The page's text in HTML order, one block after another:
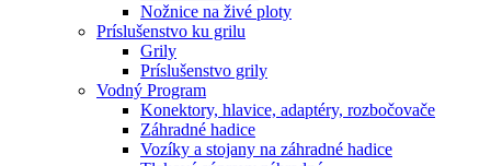
Nožnice na živé ploty
Príslušenstvo ku grilu
Grily
Príslušenstvo grily
Vodný Program
Konektory, hlavice, adaptéry, rozbočovače
Záhradné hadice
Vozíky a stojany na záhradné hadice